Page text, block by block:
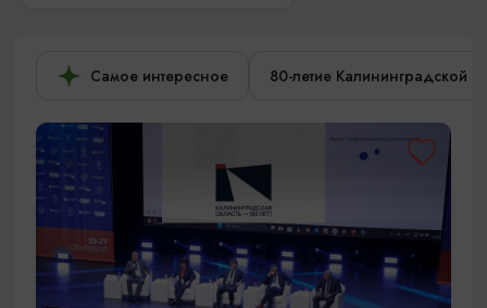
Самое интересное 80-летие Калининградской